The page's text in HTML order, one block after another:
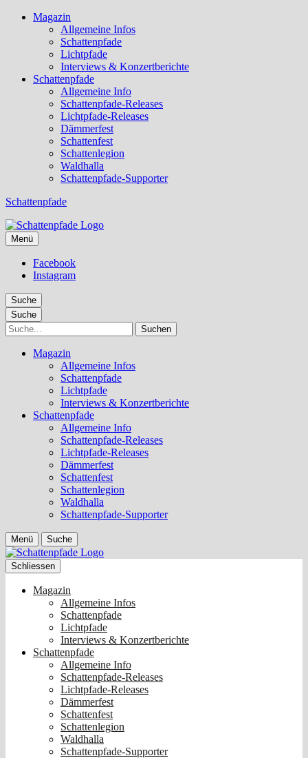
Magazin
Allgemeine Infos
Schattenpfade
Lichtpfade
Interviews & Konzertberichte
Schattenpfade
Allgemeine Info
Schattenpfade-Releases
Lichtpfade-Releases
Dämmerfest
Schattenfest
Schattenlegion
Waldhalla
Schattenpfade-Supporter
Schattenpfade
Menü
Facebook
Instagram
Suche
Suche
Suche
Magazin
Allgemeine Infos
Schattenpfade
Lichtpfade
Interviews & Konzertberichte
Schattenpfade
Allgemeine Info
Schattenpfade-Releases
Lichtpfade-Releases
Dämmerfest
Schattenfest
Schattenlegion
Waldhalla
Schattenpfade-Supporter
Menü Suche
Schliessen
Magazin
Allgemeine Infos
Schattenpfade
Lichtpfade
Interviews & Konzertberichte
Schattenpfade
Allgemeine Info
Schattenpfade-Releases
Lichtpfade-Releases
Dämmerfest
Schattenfest
Schattenlegion
Waldhalla
Schattenpfade-Supporter